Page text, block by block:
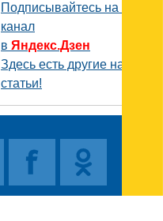
Подписывайтесь на наш
канал
в Яндекс.Дзен
Здесь есть другие наши
статьи!